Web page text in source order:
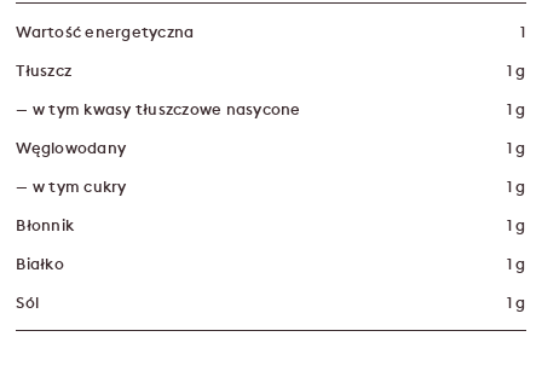
Wartość energetyczna
Tłuszcz
— w tym kwasy tłuszczowe nasycone
Węglowodany
— w tym cukry
Błonnik
Białko
Sól
1
1 g
1 g
1 g
1 g
1 g
1 g
1 g